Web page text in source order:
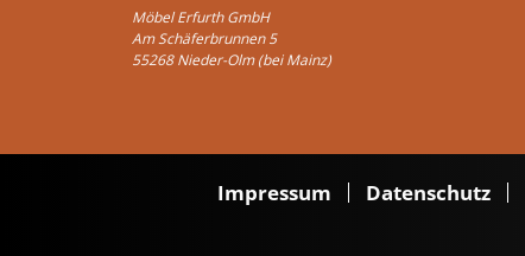
Möbel Erfurth GmbH
Am Schäferbrunnen 5
55268 Nieder-Olm (bei Mainz)
Impressum Datenschutz